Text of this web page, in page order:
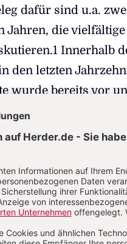
dafür sind u.a.
Jahren, die
Innerhalb
den letzten
wurde bereits vor
war seitdem
Dabei
meist
um das Gewissen
der
optimistisch,